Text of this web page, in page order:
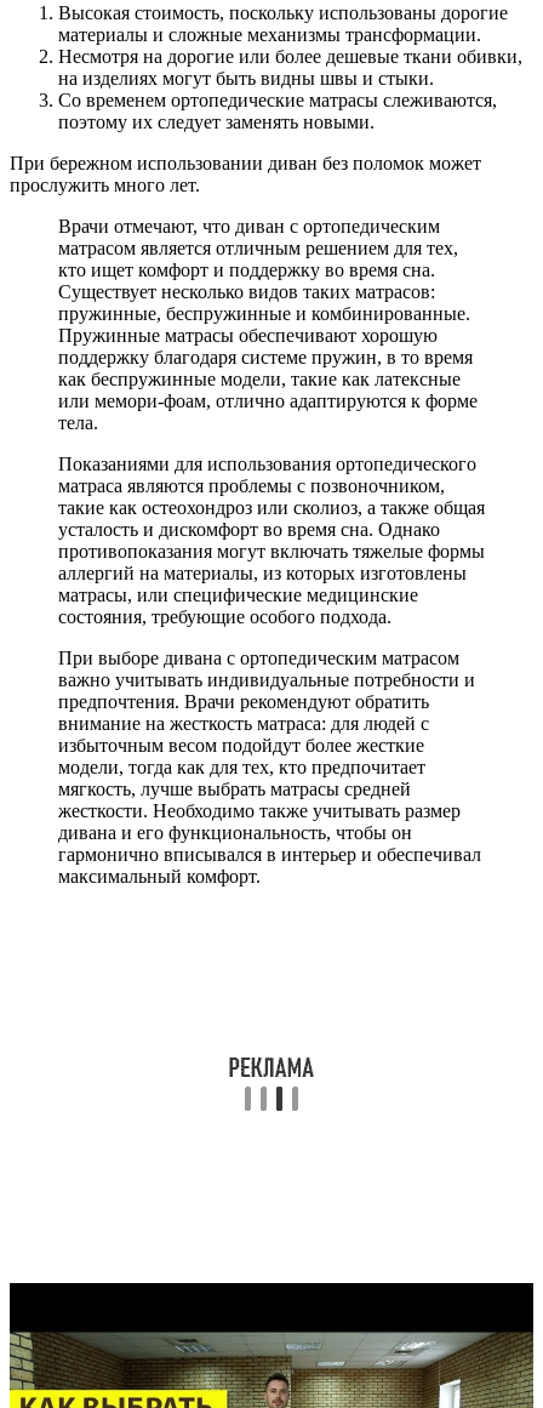
Высокая стоимость, поскольку использованы дорогие
материалы и сложные механизмы трансформации.
Несмотря на дорогие или более дешевые ткани обивки,
на изделиях могут быть видны швы и стыки.
Со временем ортопедические матрасы слеживаются,
поэтому их следует заменять новыми.
При бережном использовании диван без поломок может
прослужить много лет.
Врачи отмечают, что диван с ортопедическим
матрасом является отличным решением для тех,
кто ищет комфорт и поддержку во время сна.
Существует несколько видов таких матрасов:
пружинные, беспружинные и комбинированные.
Пружинные матрасы обеспечивают хорошую
поддержку благодаря системе пружин, в то время
как беспружинные модели, такие как латексные
или мемори-фоам, отлично адаптируются к форме
тела.
Показаниями для использования ортопедического
матраса являются проблемы с позвоночником,
такие как остеохондроз или сколиоз, а также общая
усталость и дискомфорт во время сна. Однако
противопоказания могут включать тяжелые формы
аллергий на материалы, из которых изготовлены
матрасы, или специфические медицинские
состояния, требующие особого подхода.
При выборе дивана с ортопедическим матрасом
важно учитывать индивидуальные потребности и
предпочтения. Врачи рекомендуют обратить
внимание на жесткость матраса: для людей с
избыточным весом подойдут более жесткие
модели, тогда как для тех, кто предпочитает
мягкость, лучше выбрать матрасы средней
жесткости. Необходимо также учитывать размер
дивана и его функциональность, чтобы он
гармонично вписывался в интерьер и обеспечивал
максимальный комфорт.